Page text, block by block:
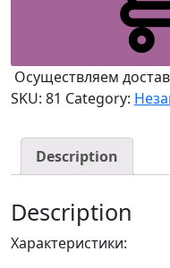
Осуществляем
SKU: 81 Category:
Description
Description
Характеристики: